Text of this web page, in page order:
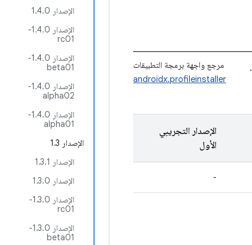
الإصدار 1.4.0
الإصدار 1.4.0-
rc01
الإصدار 1.4.0-
beta01
الإصدار 1.4.0-
alpha02
الإصدار 1.4.0-
alpha01
الإصدار 1.3
الإصدار 1.3.1
الإصدار 1.3.0
الإصدار 1.3.0-
rc01
الإصدار 1.3.0-
beta01
مرجع واجهة برمجة التطبيقات
androidx.profileinstaller
الإصدار التجريبي
الأول
-